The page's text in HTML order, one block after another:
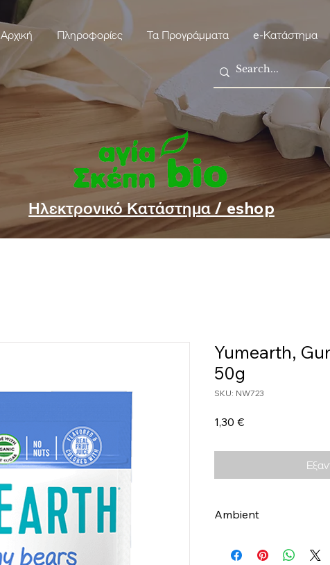
Αρχική Πληροφορίες Τα Προγράμματα e-Κατάστημα
Ηλεκτρονικό Κατάστημα / eshop
Yumearth,
50g
SKU: NW723
1,30 €Τιμή
Ambient